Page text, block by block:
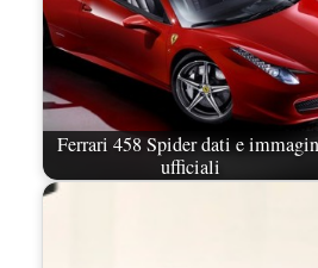
Ferrari 458 Spider dati e
ufficiali